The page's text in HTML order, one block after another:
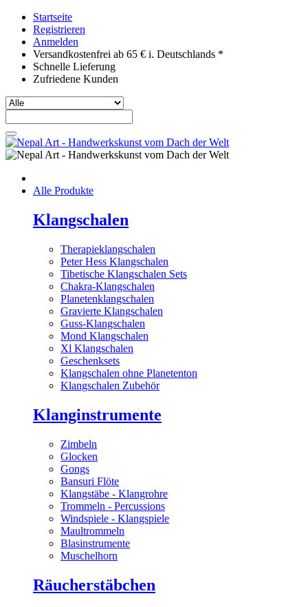
Startseite
Registrieren
Anmelden
Versandkostenfrei ab 65 € i. Deutschlands *
Schnelle Lieferung
Zufriedene Kunden
Alle Produkte
Klangschalen
Therapieklangschalen
Peter Hess Klangschalen
Tibetische Klangschalen Sets
Chakra-Klangschalen
Planetenklangschalen
Gravierte Klangschalen
Guss-Klangschalen
Mond Klangschalen
Xl Klangschalen
Geschenksets
Klangschalen ohne Planetenton
Klangschalen Zubehör
Klanginstrumente
Zimbeln
Glocken
Gongs
Bansuri Flöte
Klangstäbe - Klangrohre
Trommeln - Percussions
Windspiele - Klangspiele
Maultrommeln
Blasinstrumente
Muschelhorn
Räucherstäbchen